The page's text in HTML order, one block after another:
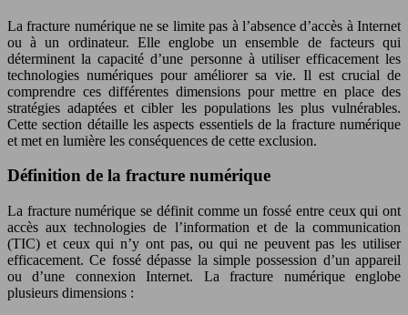
La fracture numérique ne se limite pas à l’absence d’accès à Internet
ou à un ordinateur. Elle englobe un ensemble de facteurs qui
déterminent la capacité d’une personne à utiliser efficacement les
technologies numériques pour améliorer sa vie. Il est crucial de
comprendre ces différentes dimensions pour mettre en place des
stratégies adaptées et cibler les populations les plus vulnérables.
Cette section détaille les aspects essentiels de la fracture numérique
et met en lumière les conséquences de cette exclusion.
Définition de la fracture numérique
La fracture numérique se définit comme un fossé entre ceux qui ont
accès aux technologies de l’information et de la communication
(TIC) et ceux qui n’y ont pas, ou qui ne peuvent pas les utiliser
efficacement. Ce fossé dépasse la simple possession d’un appareil
ou d’une connexion Internet. La fracture numérique englobe
plusieurs dimensions :